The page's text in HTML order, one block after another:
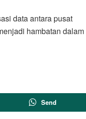
data antara pusat
hambatan dalam
Send